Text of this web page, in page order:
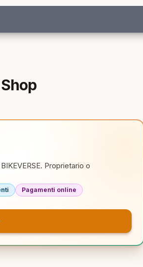
Proprietario o
Pagamenti online